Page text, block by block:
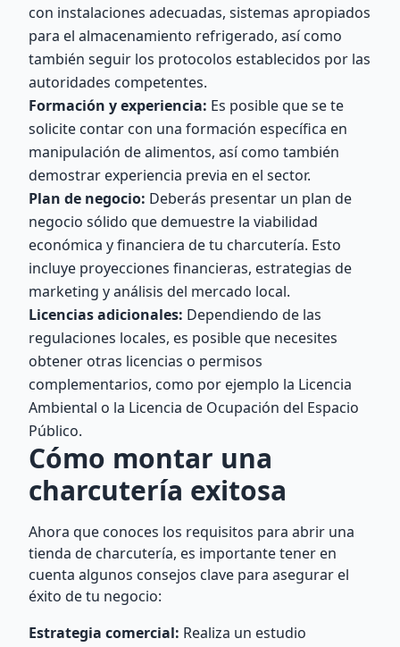
con instalaciones adecuadas, sistemas apropiados
para el almacenamiento refrigerado, así como
también seguir los protocolos establecidos por las
autoridades competentes.
Formación y experiencia: Es posible que se te
solicite contar con una formación específica en
manipulación de alimentos, así como también
demostrar experiencia previa en el sector.
Plan de negocio: Deberás presentar un plan de
negocio sólido que demuestre la viabilidad
económica y financiera de tu charcutería. Esto
incluye proyecciones financieras, estrategias de
marketing y análisis del mercado local.
Licencias adicionales: Dependiendo de las
regulaciones locales, es posible que necesites
obtener otras licencias o permisos
complementarios, como por ejemplo la Licencia
Ambiental o la Licencia de Ocupación del Espacio
Público.
Cómo montar una
charcutería exitosa
Ahora que conoces los requisitos para abrir una
tienda de charcutería, es importante tener en
cuenta algunos consejos clave para asegurar el
éxito de tu negocio:
Estrategia comercial: Realiza un estudio